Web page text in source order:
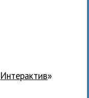
Интерактив»